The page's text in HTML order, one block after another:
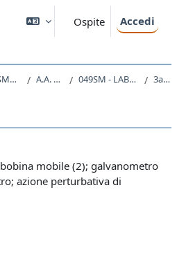
Ospite Accedi
SM20 - FISICA A.A. 2022 - 2023 049SM - LABORATORIO II 2022 3a Lezione
mobile (2); galvanometro
azione perturbativa di